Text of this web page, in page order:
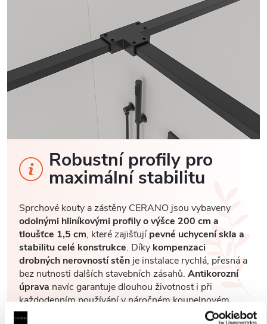
Robustní profily pro
maximální stabilitu
Sprchové kouty a zástěny CERANO jsou vybaveny
odolnými hliníkovými profily o výšce 200 cm a
tloušťce 1,5 cm, které zajišťujípevné uchycení skla a
stabilitu celé konstrukce. Díky kompenzaci
drobných nerovností stěnje instalace rychlá, přesná a
bez nutnosti dalších stavebních zásahů. Antikorozní
úprava navíc garantuje dlouhou životnost i při
každodenním používání v náročném koupelnovém
prostředí..